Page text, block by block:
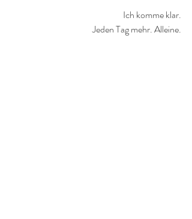
Ich komme klar.
Jeden Tag mehr. Alleine.